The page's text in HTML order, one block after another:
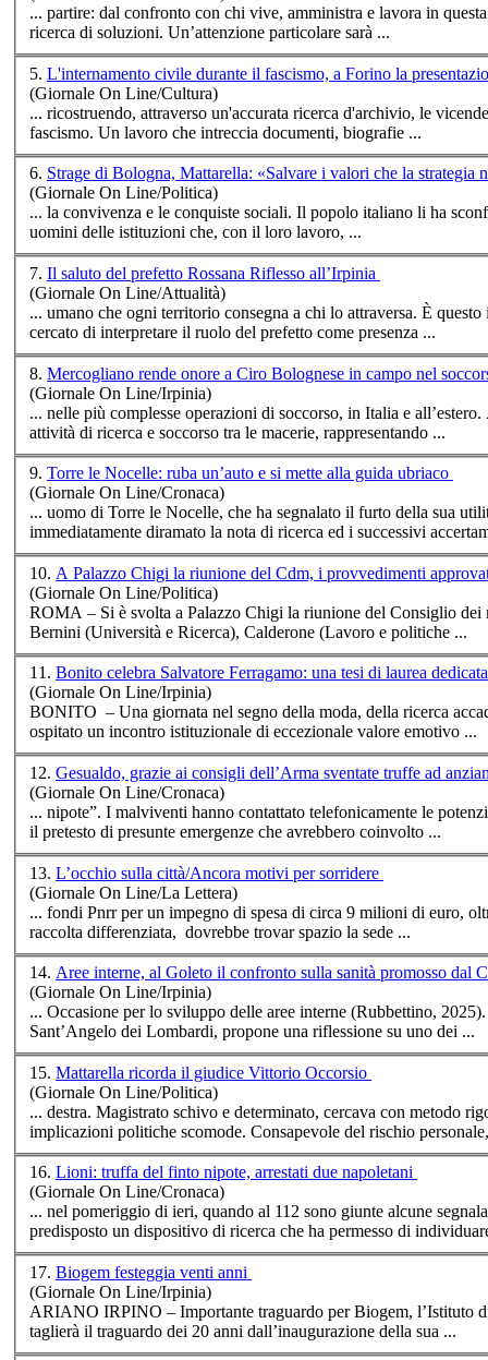
... partire: dal confronto con chi vive, amministra e lavora in
ricerca di soluzioni. Un’attenzione particolare sarà ...
5. L'internamento civile durante il fascismo, a Forino la
(Giornale On Line/Cultura)
... ricostruendo, attraverso un'accurata ricerca d'archivio, le
fascismo. Un lavoro che intreccia documenti, biografie ...
6. Strage di Bologna, Mattarella: «Salvare i valori che la strategia
(Giornale On Line/Politica)
... la convivenza e le conquiste sociali. Il popolo
uomini delle istituzioni che, con il loro lavoro, ...
7. Il saluto del prefetto Rossana Riflesso all’Irpinia
(Giornale On Line/Attualità)
... umano che
cercato di interpretare il ruolo del prefetto come presenza ...
8. Mercogliano rende onore a Ciro Bolognese in campo nel
(Giornale On Line/Irpinia)
... nelle più complesse operazioni di soccorso, in Italia e all’estero. Alla guida della squadra italiana in Venezuela, l’ing. Bolognese ha coordinato le
attività di ricerca e soccorso tra le macerie, rappresentando ...
9. Torre le Nocelle: ruba un’auto e si mette alla guida ubriaco
(Giornale On Line/Cronaca)
... uomo di Torre le Nocelle, che ha segnalato il furto della sua utilitaria
immediatamente diramato la nota di ricerca ed i successivi
10. A Palazzo Chigi la riunione del Cdm, i provvedimenti
(Giornale On Line/Politica)
ROMA – Si è svolta a Palazzo Chigi la riunione del Consiglio
Bernini (Università e Ricerca), Calderone (Lavoro e politiche ...
11. Bonito celebra Salvatore Ferragamo: una tesi di laurea
(Giornale On Line/Irpinia)
BONITO – Una giornata nel segno della moda, della ricerca
ospitato un incontro istituzionale di eccezionale valore emotivo ...
12. Gesualdo, grazie ai consigli dell’Arma sventate truffe ad
(Giornale On Line/Cronaca)
... nipote”. I malviventi hanno contattato telefonicamente le
il pretesto di presunte emergenze che avrebbero coinvolto ...
13. L’occhio sulla città/Ancora motivi per sorridere
(Giornale On Line/La Lettera)
... fondi Pnrr per un impegno di spesa di circa 9 milioni di euro,
raccolta differenziata, dovrebbe trovar spazio la sede ...
14. Aree interne, al Goleto il confronto sulla sanità promosso dal
(Giornale On Line/Irpinia)
Sant’Angelo dei Lombardi, propone una riflessione su uno dei ...
15. Mattarella ricorda il giudice Vittorio Occorsio
(Giornale On Line/Politica)
... destra. Magistrato schivo e determinato, cercava con metodo
implicazioni politiche scomode. Consapevole del rischio
16. Lioni: truffa del finto nipote, arrestati due napoletani
(Giornale On Line/Cronaca)
... nel pomeriggio di ieri, quando al 112 sono giunte alcune
predisposto un dispositivo di ricerca che ha permesso di
17. Biogem festeggia venti anni
(Giornale On Line/Irpinia)
ARIANO IRPINO – Importante traguardo per Biogem, l’Istituto
taglierà il traguardo dei 20 anni dall’inaugurazione della sua ...